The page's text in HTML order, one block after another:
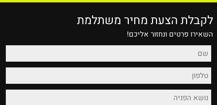
לקבלת הצעת מחיר משתלמת
השאירו פרטים ונחזור אליכם!